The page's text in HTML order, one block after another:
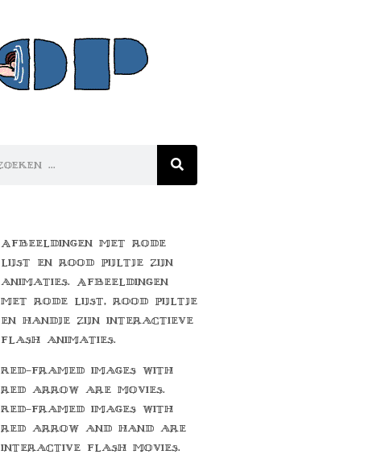
Afbeeldingen met rode
lijst en rood pijltje zijn
animaties. Afbeeldingen
met rode lijst, rood pijltje
en handje zijn interactieve
flash animaties.
Red-framed images with
red arrow are movies.
Red-framed images with
red arrow and hand are
interactive flash movies.